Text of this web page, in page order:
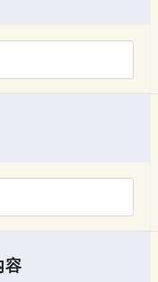
容